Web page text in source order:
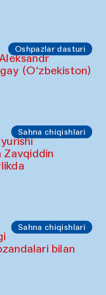
Oshpazlar dasturi
(O‘zbekiston)
Sahna chiqishlari
Zavqiddin
Sahna chiqishlari
bilan